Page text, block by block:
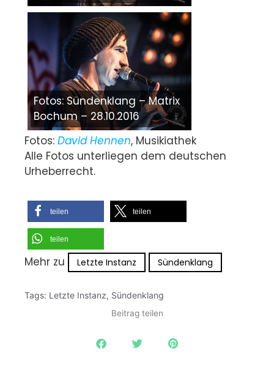
Fotos: Sündenklang – Matrix
Bochum – 28.10.2016
Fotos: David Hennen, Musikiathek
Alle Fotos unterliegen dem deutschen
Urheberrecht.
teilen teilen
teilen
Mehr zu Letzte Instanz Sündenklang
Tags: Letzte Instanz, Sündenklang
Beitrag teilen